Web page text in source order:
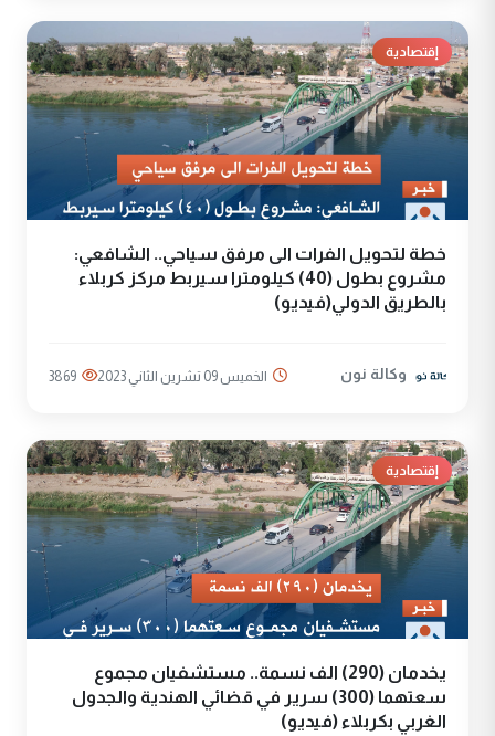
إقتصادية
خطة لتحويل الفرات الى مرفق سياحي.. الشافعي:
مشروع بطول (40) كيلومترا سيربط مركز كربلاء
بالطريق الدولي(فيديو)
وكالة نون الخميس 09 تشرين الثاني 2023 3869
إقتصادية
يخدمان (290) الف نسمة.. مستشفيان مجموع
سعتهما (300) سرير في قضائي الهندية والجدول
الغربي بكربلاء (فيديو)